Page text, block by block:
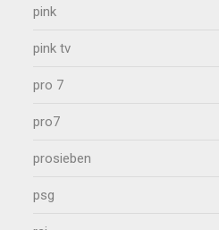
pink
pink tv
pro 7
pro7
prosieben
psg